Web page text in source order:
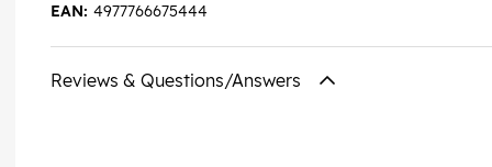
4977766675444
EAN:
Reviews & Questions/Answers